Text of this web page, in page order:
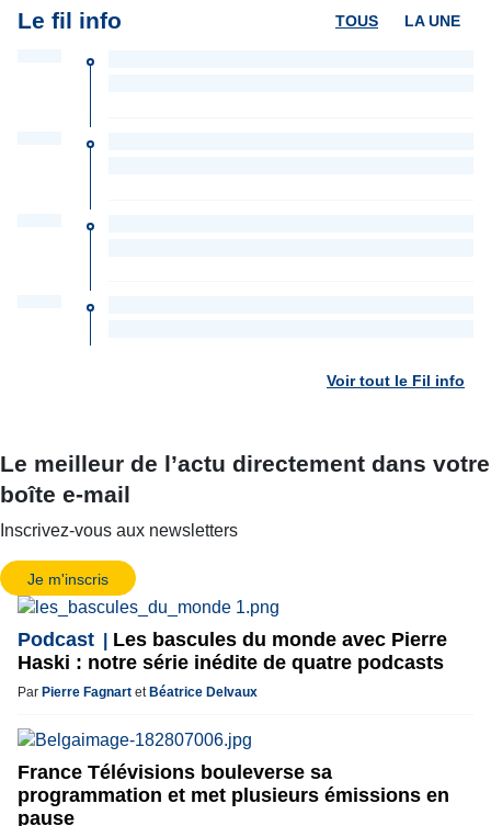
Le fil info LA UNE
TOUS
Voir tout le Fil info
Le meilleur de l’actu directement dans votre
boîte e-mail
Inscrivez-vous aux newsletters
Je m'inscris
Podcast
Les bascules du monde avec Pierre
Haski : notre série inédite de quatre podcasts
Par Pierre Fagnart et Béatrice Delvaux
France Télévisions bouleverse sa
programmation et met plusieurs émissions en
pause